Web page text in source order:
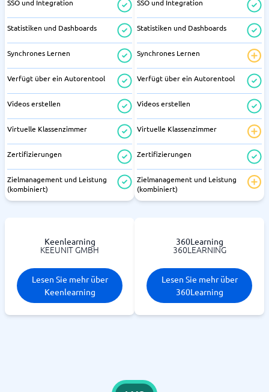
SSO und Integration
Statistiken und Dashboards
Synchrones Lernen
Verfügt über ein Autorentool
Videos erstellen
Virtuelle Klassenzimmer
Zertifizierungen
Zielmanagement und Leistung
(kombiniert)
SSO und Integration
Statistiken und Dashboards
Synchrones Lernen
Verfügt über ein Autorentool
Videos erstellen
Virtuelle Klassenzimmer
Zertifizierungen
Zielmanagement und Leistung
(kombiniert)
Keenlearning
KEEUNIT GMBH
Lesen Sie mehr über
Keenlearning
360Learning
360LEARNING
Lesen Sie mehr über
360Learning